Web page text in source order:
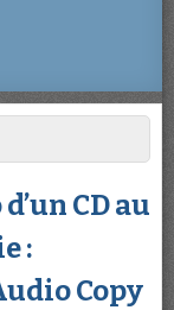
CD au
:
Copy